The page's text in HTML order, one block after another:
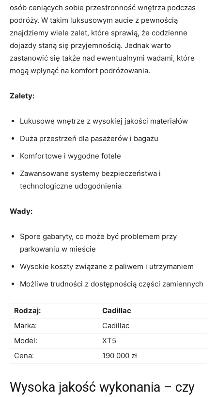
osób ceniących sobie przestronność wnętrza podczas
podróży. W takim luksusowym aucie z ⁤pewnością
znajdziemy wiele zalet, które sprawią, ​że⁢ codzienne
dojazdy staną się przyjemnością. Jednak ‍warto
zastanowić się także nad ewentualnymi wadami, które⁣
mogą wpłynąć na komfort podróżowania.
Zalety:
Lukusowe​ wnętrze z wysokiej jakości materiałów
Duża przestrzeń dla ‌pasażerów i bagażu
Komfortowe i wygodne fotele
Zawansowane systemy bezpieczeństwa ‌i
technologiczne‍ udogodnienia
Wady:
Spore gabaryty,⁤ co może ⁤być problemem przy
parkowaniu w mieście
Wysokie koszty związane z paliwem ⁤i utrzymaniem
Możliwe trudności z dostępnością części ‍zamiennych
Rodzaj:
Cadillac
Marka:
Cadillac
Model:
XT5
Cena:
190 000 zł
Wysoka jakość wykonania – czy